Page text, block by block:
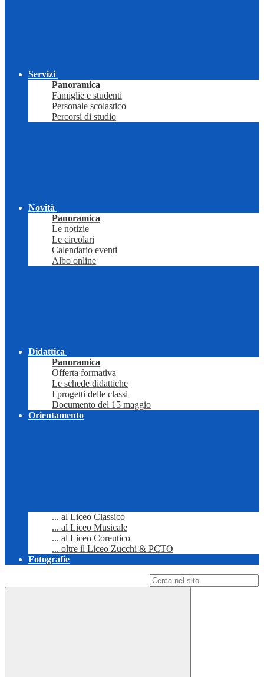
Servizi
Panoramica
Famiglie e studenti
Personale scolastico
Percorsi di studio
Novità
Panoramica
Le notizie
Le circolari
Calendario eventi
Albo online
Didattica
Panoramica
Offerta formativa
Le schede didattiche
I progetti delle classi
Documento del 15 maggio
Orientamento
... al Liceo Classico
... al Liceo Musicale
... al Liceo Coreutico
... oltre il Liceo Zucchi & PCTO
Fotografie